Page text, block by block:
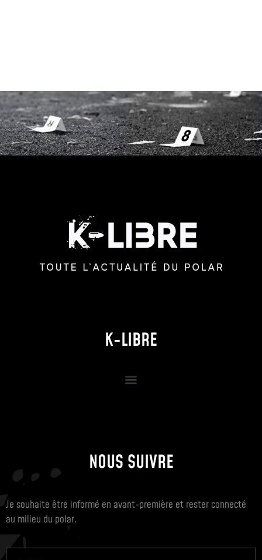
K-LIBRE
NOUS SUIVRE
Je souhaite être informé en avant-première et rester connecté
au milieu du polar.